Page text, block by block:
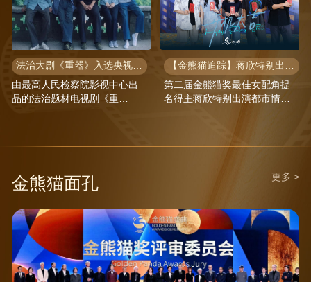
法治大剧《重器》入选央视年度片单 黄景瑜蒋奇明演绎司法青春群像
由最高人民检察院影视中心出
品的法治题材电视剧《重
【金熊猫追踪】蒋欣特别出演都市情感剧《冬风吹又生》正式开机
第二届金熊猫奖最佳女配角提
名得主蒋欣特别出演都市情感
金熊猫面孔 更多 >
第二届金熊猫盛典